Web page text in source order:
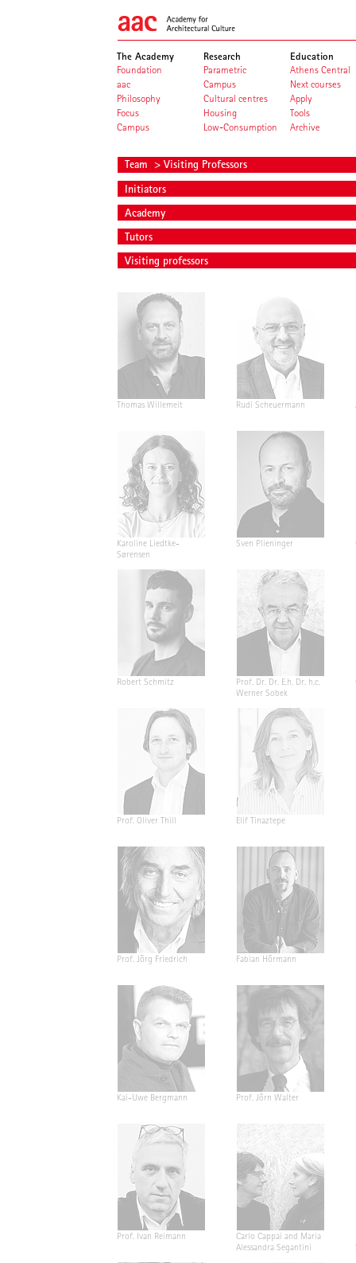
The Academy
Foundation
aac
Philosophy
Focus
Campus
Research
Parametric
Campus
Cultural centres
Housing
Low-Consumption
Education
Athens Central
Next courses
Apply
Tools
Archive
Team > Visiting Professors
Initiators
Academy
Tutors
Visiting professors
Thomas Willemeit Rudi Scheuermann
Karoline Liedtke-
Sørensen
Sven Plieninger
Robert Schmitz
Prof. Dr. Dr. E.h. Dr. h.c.
Werner Sobek
Prof. Oliver Thill Elif Tinaztepe
Prof. Jörg Friedrich Fabian Hörmann
Kai-Uwe Bergmann Prof. Jörn Walter
Prof. Ivan Reimann
Carlo Cappai and Maria
Alessandra Segantini